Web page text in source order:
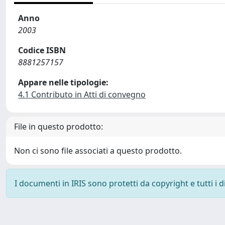
Anno
2003
Codice ISBN
8881257157
Appare nelle tipologie:
4.1 Contributo in Atti di convegno
File in questo prodotto:
Non ci sono file associati a questo prodotto.
I documenti in IRIS sono protetti da copyright e tutti i